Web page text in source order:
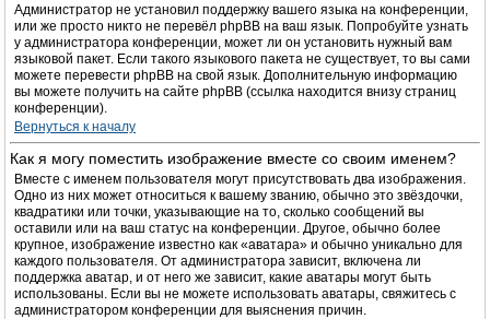
Администратор не установил поддержку вашего языка на конференции,
или же просто никто не перевёл phpBB на ваш язык. Попробуйте узнать
у администратора конференции, может ли он установить нужный вам
языковой пакет. Если такого языкового пакета не существует, то вы сами
можете перевести phpBB на свой язык. Дополнительную информацию
вы можете получить на сайте phpBB (ссылка находится внизу страниц
конференции).
Вернуться к началу
Как я могу поместить изображение вместе со своим именем?
Вместе с именем пользователя могут присутствовать два изображения.
Одно из них может относиться к вашему званию, обычно это звёздочки,
квадратики или точки, указывающие на то, сколько сообщений вы
оставили или на ваш статус на конференции. Другое, обычно более
крупное, изображение известно как «аватара» и обычно уникально для
каждого пользователя. От администратора зависит, включена ли
поддержка аватар, и от него же зависит, какие аватары могут быть
использованы. Если вы не можете использовать аватары, свяжитесь с
администратором конференции для выяснения причин.